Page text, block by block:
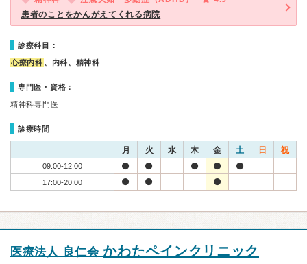
患者のことをかんがえてくれる病院
診療科目：
心療内科 、内科、精神科
専門医・資格：
精神科専門医
診療時間
月 火 水 木 金 土 日 祝
09:00-12:00
17:00-20:00
医療法人 良仁会かわたペインクリニック